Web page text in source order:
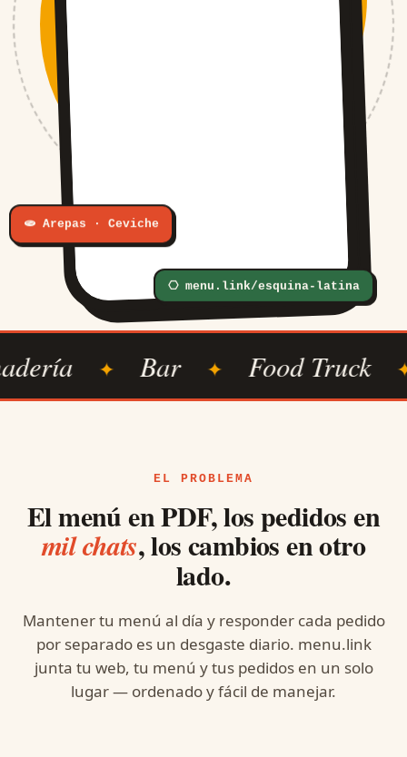
🫓 Arepas · Ceviche
⎔ menu.link/esquina-latina
✦ Bar ✦ Food Truck ✦
EL PROBLEMA
El menú en PDF, los pedidos en
mil chats, los cambios en otro
lado.
Mantener tu menú al día y responder cada pedido
por separado es un desgaste diario. menu.link
junta tu web, tu menú y tus pedidos en un solo
lugar — ordenado y fácil de manejar.